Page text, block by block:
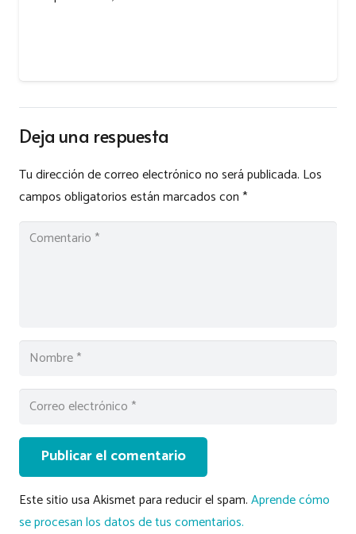
Deja una respuesta
Tu dirección de correo electrónico no será publicada. Los
campos obligatorios están marcados con*
Publicar el comentario
Este sitio usa Akismet para reducir el spam.Aprende cómo
se procesan los datos de tus comentarios.